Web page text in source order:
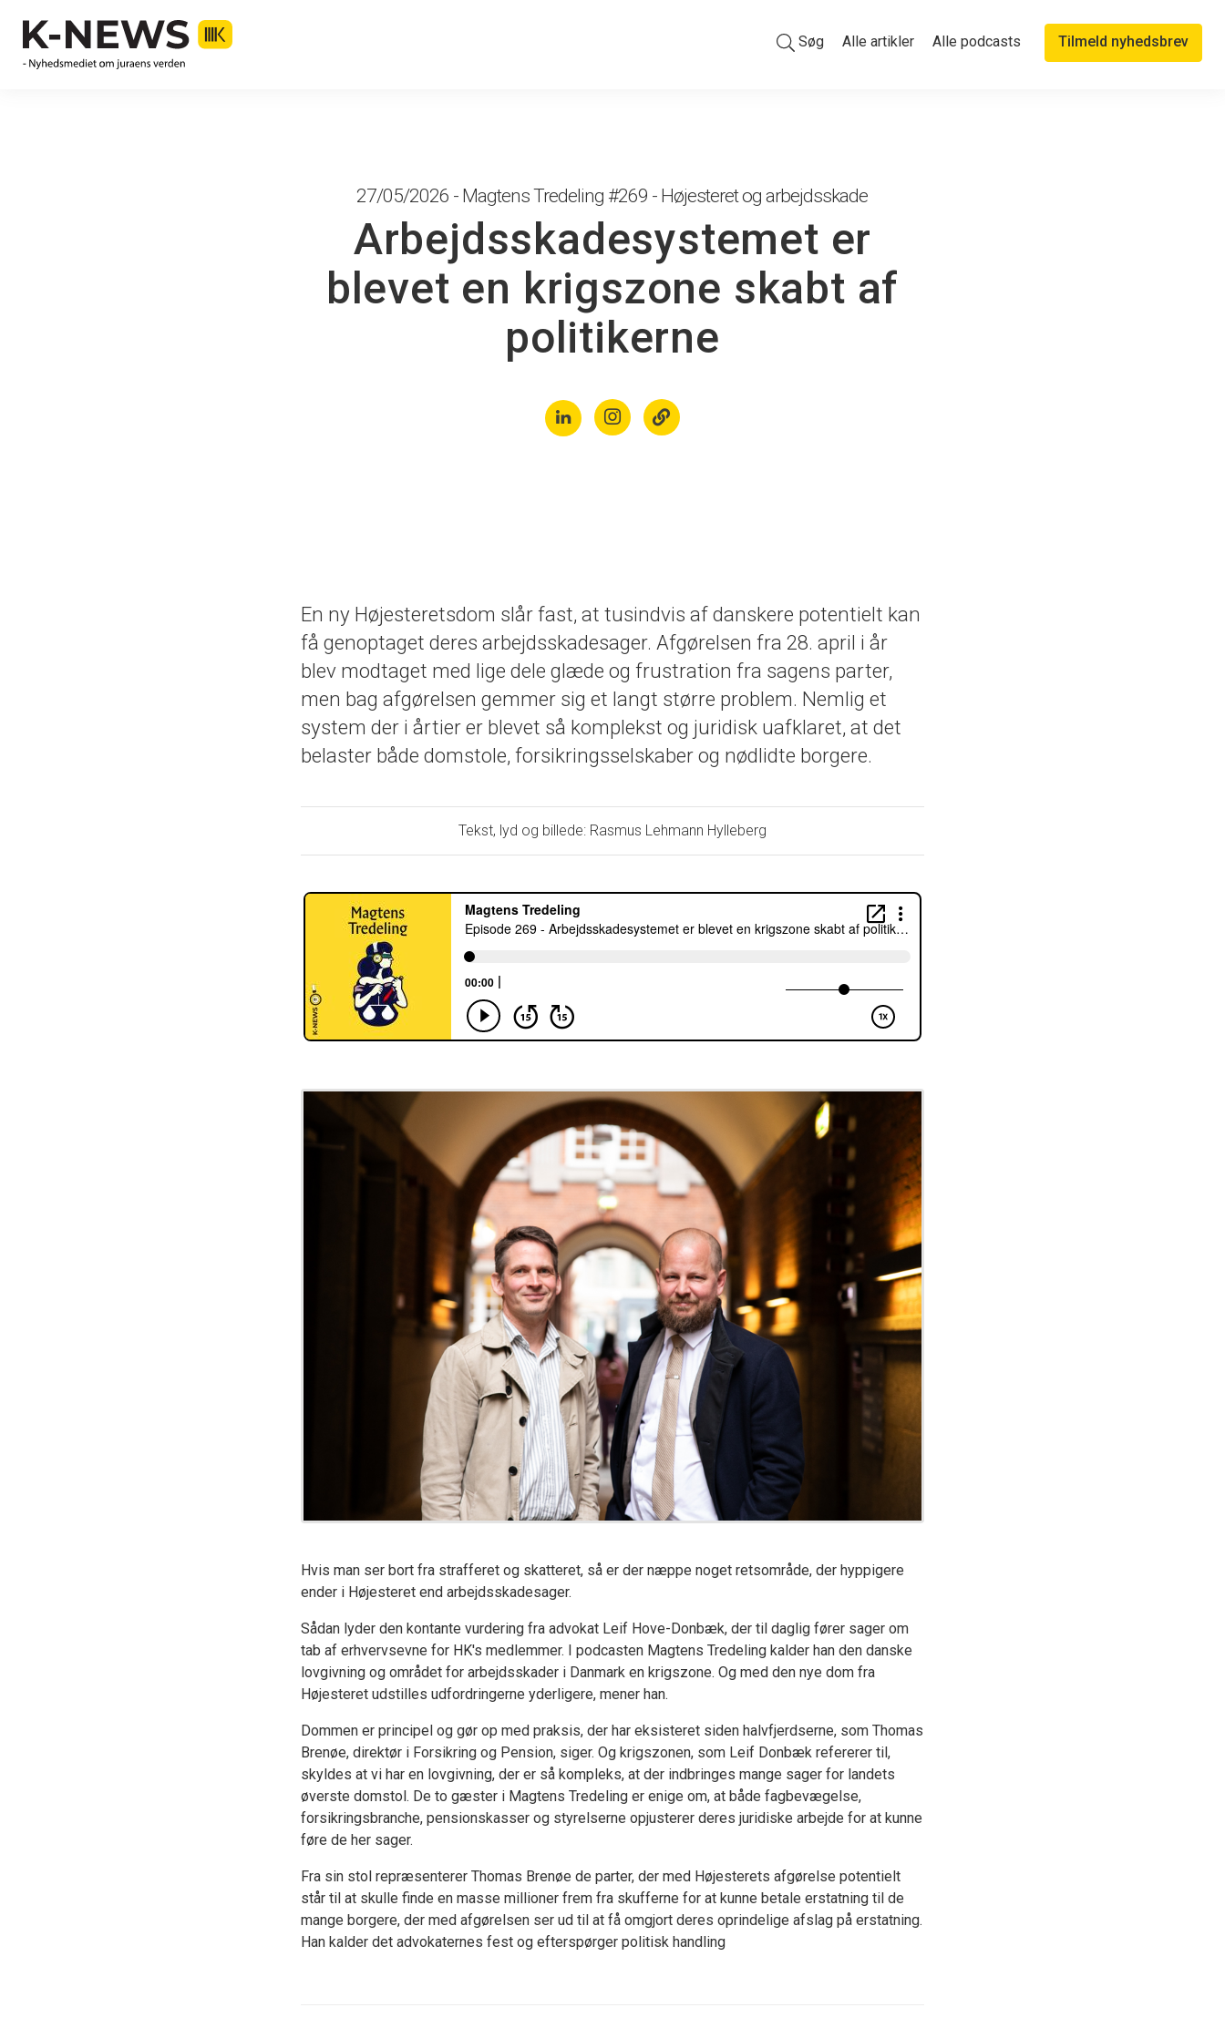
Tilmeld nyhedsbrev
Søg Alle artikler Alle podcasts
27/05/2026 - Magtens Tredeling #269 - Højesteret og arbejdsskade
Arbejdsskadesystemet er
blevet en krigszone skabt af
politikerne
En ny Højesteretsdom slår fast, at tusindvis af danskere potentielt kan
få genoptaget deres arbejdsskadesager. Afgørelsen fra 28. april i år
blev modtaget med lige dele glæde og frustration fra sagens parter,
men bag afgørelsen gemmer sig et langt større problem. Nemlig et
system der i årtier er blevet så komplekst og juridisk uafklaret, at det
belaster både domstole, forsikringsselskaber og nødlidte borgere.
Tekst, lyd og billede: Rasmus Lehmann Hylleberg
Hvis man ser bort fra strafferet og skatteret, så er der næppe noget retsområde, der hyppigere
ender i Højesteret end arbejdsskadesager.
Sådan lyder den kontante vurdering fra advokat Leif Hove-Donbæk, der til daglig fører sager om
tab af erhvervsevne for HK's medlemmer. I podcasten Magtens Tredeling kalder han den danske
lovgivning og området for arbejdsskader i Danmark en krigszone. Og med den nye dom fra
Højesteret udstilles udfordringerne yderligere, mener han.
Dommen er principel og gør op med praksis, der har eksisteret siden halvfjerdserne, som Thomas
Brenøe, direktør i Forsikring og Pension, siger. Og krigszonen, som Leif Donbæk refererer til,
skyldes at vi har en lovgivning, der er så kompleks, at der indbringes mange sager for landets
øverste domstol. De to gæster i Magtens Tredeling er enige om, at både fagbevægelse,
forsikringsbranche, pensionskasser og styrelserne opjusterer deres juridiske arbejde for at kunne
føre de her sager.
Fra sin stol repræsenterer Thomas Brenøe de parter, der med Højesterets afgørelse potentielt
står til at skulle finde en masse millioner frem fra skufferne for at kunne betale erstatning til de
mange borgere, der med afgørelsen ser ud til at få omgjort deres oprindelige afslag på erstatning.
Han kalder det advokaternes fest og efterspørger politisk handling